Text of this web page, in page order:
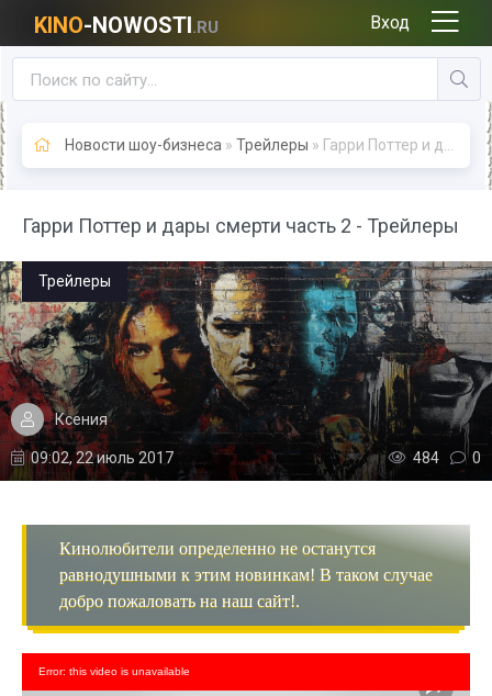
KINO-NOWOSTI.RU Вход
Новости шоу-бизнеса » Трейлеры » Гарри Поттер и дары смерти часть 2 - Трейлеры
Гарри Поттер и дары смерти часть 2 - Трейлеры
Трейлеры
Ксения
09:02, 22 июль 2017 484 0
Кинолюбители определенно не останутся
равнодушными к этим новинкам! В таком случае
добро пожаловать на наш сайт!.
Error: this video is unavailable